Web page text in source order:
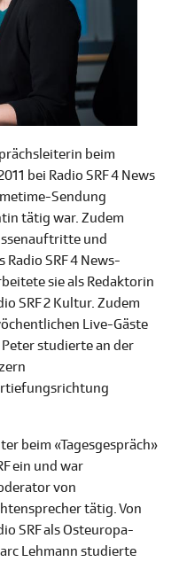
beim
bei Radio SRF 4 News
Sendung
tätig war. Zudem
und
SRF 4 News-
sie als Redaktorin
SRF 2 Kultur. Zudem
Live-Gäste
studierte an der
beim «Tagesgespräch»
ein und war
von
tätig. Von
SRF als Osteuropa-
Lehmann studierte